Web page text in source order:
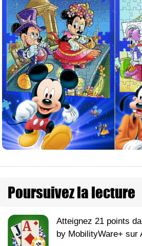
Poursuivez la lecture
Atteignez 21 points
by MobilityWare+ sur